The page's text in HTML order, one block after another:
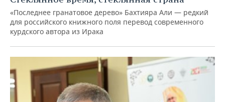
«Последнее гранатовое дерево» Бахтияра Али — редкий
для российского книжного поля перевод современного
курдского автора из Ирака